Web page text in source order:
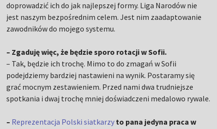
doprowadzić ich do jak najlepszej formy. Liga Narodów nie
jest naszym bezpośrednim celem. Jest nim zaadaptowanie
zawodników do mojego systemu.
– Zgaduję więc, że będzie sporo rotacji w Sofii.
– Tak, będzie ich trochę. Mimo to do zmagań w Sofii
podejdziemy bardziej nastawieni na wynik. Postaramy się
grać mocnym zestawieniem. Przed nami dwa trudniejsze
spotkania i dwaj trochę mniej doświadczeni medalowo rywale.
– Reprezentacja Polski siatkarzy to pana jedyna praca w